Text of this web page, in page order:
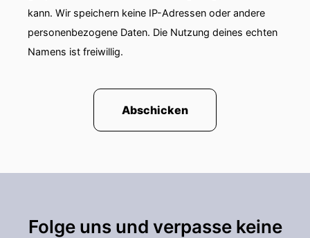
kann. Wir speichern keine IP-Adressen oder andere
personenbezogene Daten. Die Nutzung deines echten
Namens ist freiwillig.
Abschicken
Folge uns und verpasse keine